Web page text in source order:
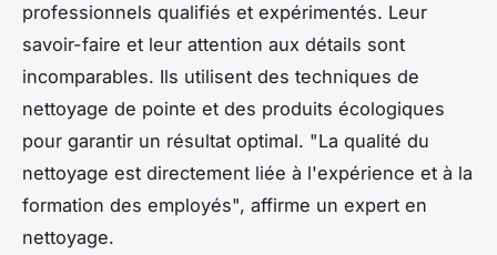
professionnels qualifiés et expérimentés. Leur
savoir-faire et leur attention aux détails sont
incomparables. Ils utilisent des techniques de
nettoyage de pointe et des produits écologiques
pour garantir un résultat optimal. "La qualité du
nettoyage est directement liée à l'expérience et à la
formation des employés", affirme un expert en
nettoyage.